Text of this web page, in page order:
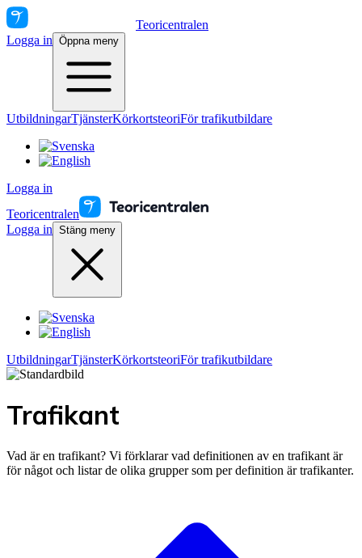
Teoricentralen
Logga in Öppna meny
UtbildningarTjänsterKörkortsteoriFör trafikutbildare
Logga in
Teoricentralen
Logga in Stäng meny
UtbildningarTjänsterKörkortsteoriFör trafikutbildare
Trafikant
Vad är en trafikant? Vi förklarar vad definitionen av en trafikant är
för något och listar de olika grupper som per definition är trafikanter.